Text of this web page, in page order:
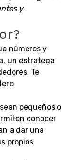
y
números y
un estratega
Te
pequeños o
conocer
a dar una
propios